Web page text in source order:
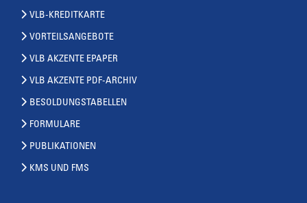
VLB-KREDITKARTE
VORTEILSANGEBOTE
VLB AKZENTE EPAPER
VLB AKZENTE PDF-ARCHIV
BESOLDUNGSTABELLEN
FORMULARE
PUBLIKATIONEN
KMS UND FMS